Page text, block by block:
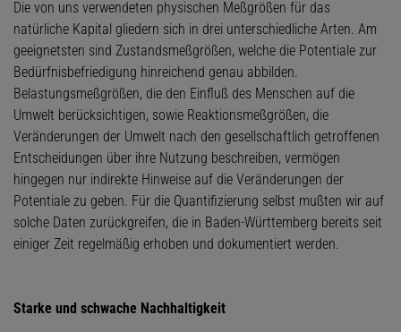
Die von uns verwendeten physischen Meßgrößen für das
natürliche Kapital gliedern sich in drei unterschiedliche Arten. Am
geeignetsten sind Zustandsmeßgrößen, welche die Potentiale zur
Bedürfnisbefriedigung hinreichend genau abbilden.
Belastungsmeßgrößen, die den Einfluß des Menschen auf die
Umwelt berücksichtigen, sowie Reaktionsmeßgrößen, die
Veränderungen der Umwelt nach den gesellschaftlich getroffenen
Entscheidungen über ihre Nutzung beschreiben, vermögen
hingegen nur indirekte Hinweise auf die Veränderungen der
Potentiale zu geben. Für die Quantifizierung selbst mußten wir auf
solche Daten zurückgreifen, die in Baden-Württemberg bereits seit
einiger Zeit regelmäßig erhoben und dokumentiert werden.
Starke und schwache Nachhaltigkeit